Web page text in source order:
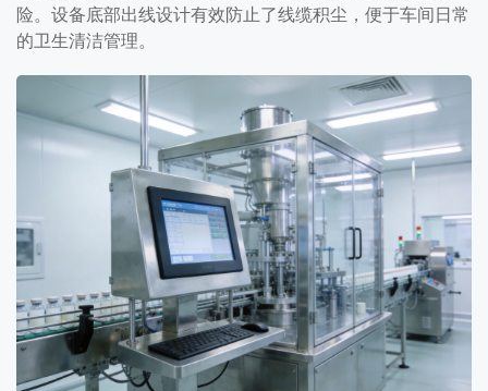
险。设备底部出线设计有效防止了线缆积尘，便于车间日常
的卫生清洁管理。